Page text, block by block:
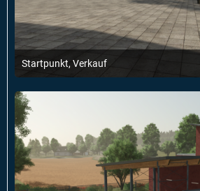
Startpunkt, Verkauf
8. Februar 2025 um 16:44
2